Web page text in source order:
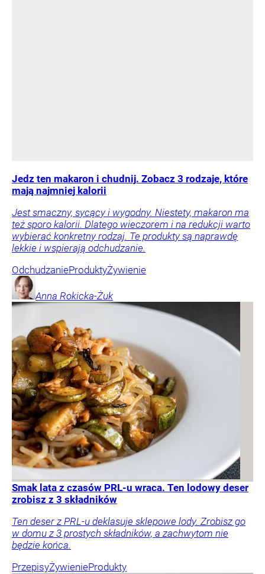
Jedz ten makaron i chudnij. Zobacz 3 rodzaje, które
mają najmniej kalorii
Jest smaczny, sycący i wygodny. Niestety, makaron ma
też sporo kalorii. Dlatego wieczorem i na redukcji warto
wybierać konkretny rodzaj. Te produkty są naprawdę
lekkie i wspierają odchudzanie.
OdchudzanieProduktyŻywienie
Anna Rokicka-Żuk
Smak lata z czasów PRL-u wraca. Ten lodowy deser
zrobisz z 3 składników
Ten deser z PRL-u deklasuje sklepowe lody. Zrobisz go
w domu z 3 prostych składników, a zachwytom nie
będzie końca.
PrzepisyŻywienieProdukty